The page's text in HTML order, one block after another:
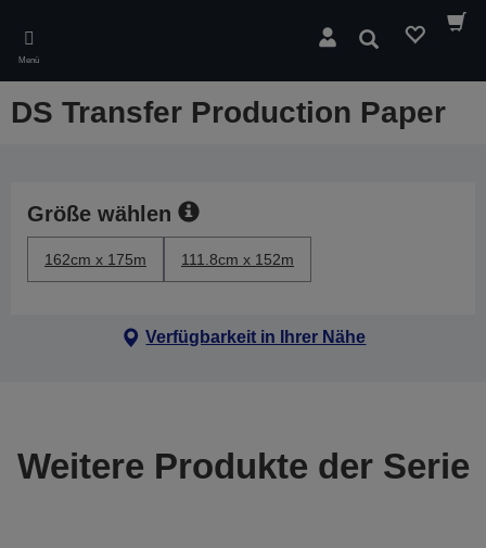
main
content
Menü
Suchen
DS Transfer Production Paper
Größe wählen
162cm x 175m 111.8cm x 152m
Verfügbarkeit in Ihrer Nähe
Weitere Produkte der Serie